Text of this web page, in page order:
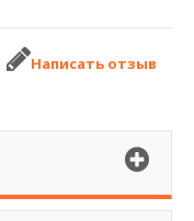
Написать отзыв